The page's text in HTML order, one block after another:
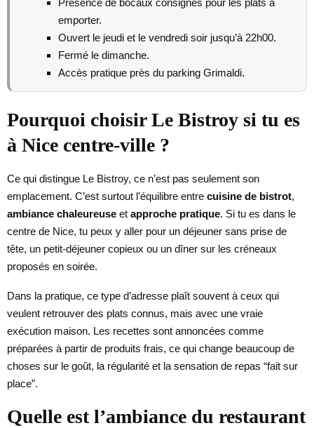
emporter.
Ouvert le jeudi et le vendredi soir jusqu’à 22h00.
Fermé le dimanche.
Accès pratique près du parking Grimaldi.
Pourquoi choisir Le Bistroy si tu es
à Nice centre-ville ?
Ce qui distingue Le Bistroy, ce n’est pas seulement son
emplacement. C’est surtout l’équilibre entre cuisine de bistrot,
ambiance chaleureuse et approche pratique. Si tu es dans le
centre de Nice, tu peux y aller pour un déjeuner sans prise de
tête, un petit-déjeuner copieux ou un dîner sur les créneaux
proposés en soirée.
Dans la pratique, ce type d’adresse plaît souvent à ceux qui
veulent retrouver des plats connus, mais avec une vraie
exécution maison. Les recettes sont annoncées comme
préparées à partir de produits frais, ce qui change beaucoup de
choses sur le goût, la régularité et la sensation de repas “fait sur
place”.
Quelle est l’ambiance du restaurant